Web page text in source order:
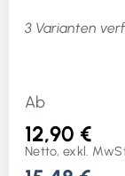
3 Varianten
Ab
12,90 €
Netto, exkl.